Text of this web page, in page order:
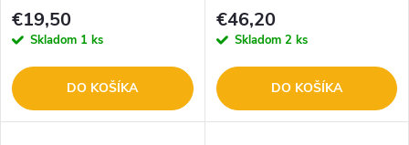
€19,50
Skladom 1 ks
DO KOŠÍKA
€46,20
Skladom 2 ks
DO KOŠÍKA